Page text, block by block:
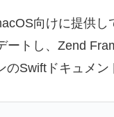
向けに提供
ートし、Zend
Swiftドキュメ